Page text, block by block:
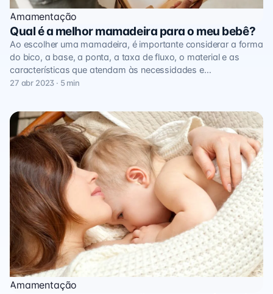
Amamentação
Qual é a melhor mamadeira para o meu bebê?
Ao escolher uma mamadeira, é importante considerar a forma
do bico, a base, a ponta, a taxa de fluxo, o material e as
características que atendam às necessidades e…
27 abr 2023 · 5 min
Amamentação